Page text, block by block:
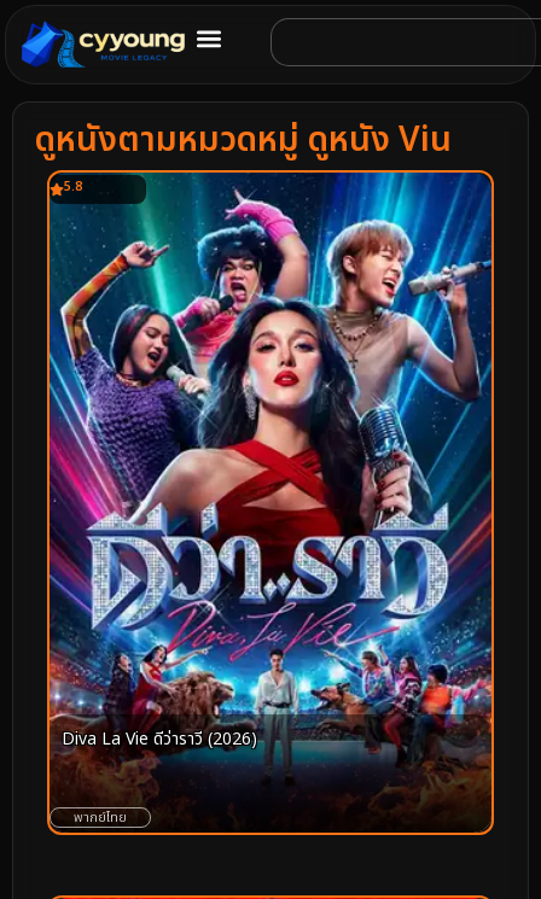
ดูหนังตามหมวดหมู่ ดูหนัง Viu
5.8
Diva La Vie ดีว่าราวี (2026)
พากย์ไทย